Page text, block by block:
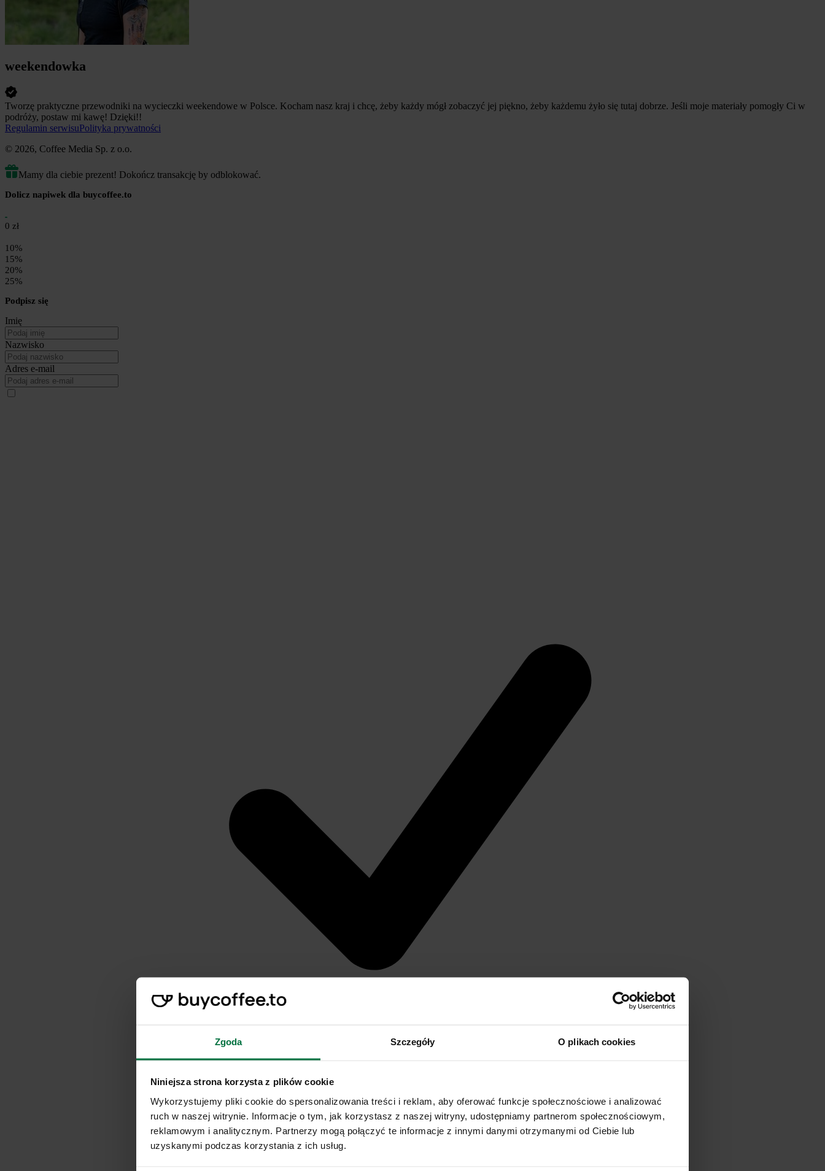
Zgoda Szczegóły O plikach cookies
Niniejsza strona korzysta z plików cookie
Wykorzystujemy pliki cookie do spersonalizowania treści i reklam, aby oferować funkcje społecznościowe i analizować
ruch w naszej witrynie. Informacje o tym, jak korzystasz z naszej witryny, udostępniamy partnerom społecznościowym,
reklamowym i analitycznym. Partnerzy mogą połączyć te informacje z innymi danymi otrzymanymi od Ciebie lub
uzyskanymi podczas korzystania z ich usług.
weekendowka
Tworzę praktyczne przewodniki na wycieczki weekendowe w Polsce. Kocham nasz kraj i chcę, żeby każdy mógł zobaczyć jej piękno, żeby każdemu żyło się tutaj dobrze. Jeśli moje materiały pomogły Ci w
podróży, postaw mi kawę! Dzięki!!
Regulamin serwisuPolityka prywatności
© 2026, Coffee Media Sp. z o.o.
Mamy dla ciebie prezent! Dokończ transakcję by odblokować.
Dolicz napiwek dla buycoffee.to
0 zł
10%
15%
20%
25%
Podpisz się
Imię
Nazwisko
Adres e-mail